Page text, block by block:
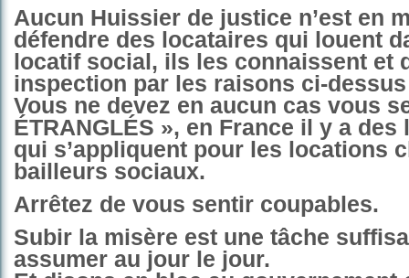
Aucun Huissier de justice n’est en
défendre des locataires qui louent
locatif social, ils les connaissent et
inspection par les raisons ci-
Vous ne devez en aucun cas vous
ÉTRANGLÉS », en France il y a
qui s’appliquent pour les locations
bailleurs sociaux.
Arrêtez de vous sentir coupables.
Subir la misère est une tâche
assumer au jour le jour.